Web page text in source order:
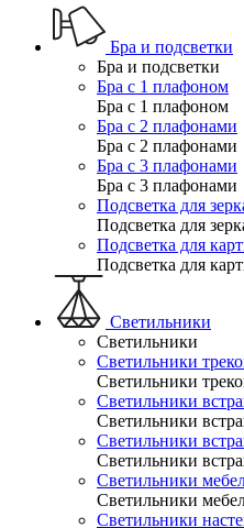
Бра и подсветки
Бра и подсветки
Бра с 1 плафоном
Бра с 1 плафоном
Бра с 2 плафонами
Бра с 2 плафонами
Бра с 3 плафонами
Бра с 3 плафонами
Подсветка для
Подсветка для
Подсветка для
Подсветка для
Светильники
Светильники
Светильники
Светильники
Светильники
Светильники
Светильники
Светильники
Светильники
Светильники
Светильники